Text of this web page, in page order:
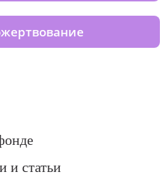
и статьи